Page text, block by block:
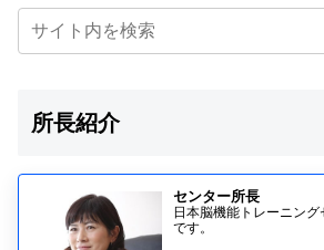
所長紹介
センター所長
日本脳機能トレーニン
です。